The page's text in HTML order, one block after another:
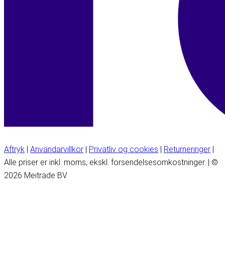
Aftryk | Användarvillkor | Privatliv og cookies | Returneringer |
Alle priser er inkl. moms, ekskl. forsendelsesomkostninger. | ©
2026 Meitrade BV